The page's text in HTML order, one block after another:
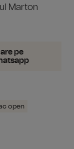
Marton
pe
open